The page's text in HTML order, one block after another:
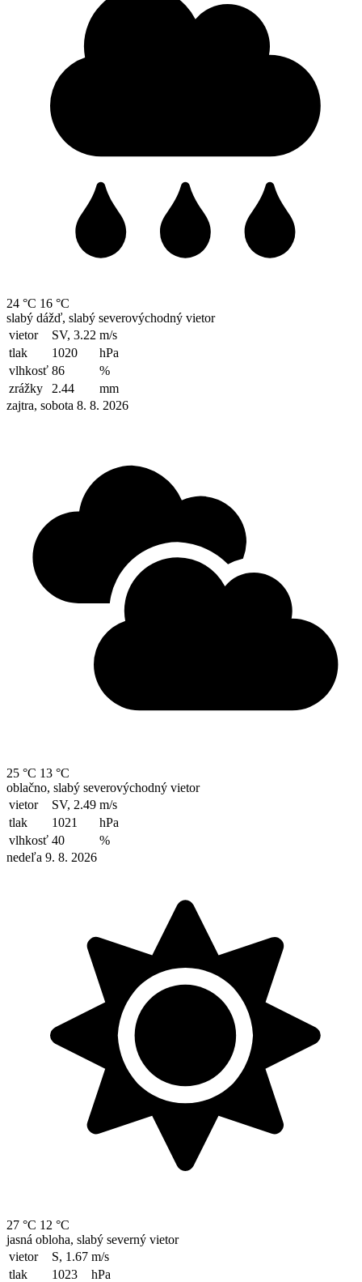
24 °C 16 °C
slabý dážď, slabý severovýchodný vietor
vietor
SV, 3.22 m/s
tlak
1020
hPa
vlhkosť 86
%
zrážky
2.44
mm
zajtra, sobota 8. 8. 2026
25 °C 13 °C
oblačno, slabý severovýchodný vietor
vietor
SV, 2.49 m/s
tlak
1021
hPa
vlhkosť 40
%
nedeľa 9. 8. 2026
27 °C 12 °C
jasná obloha, slabý severný vietor
vietor
S, 1.67 m/s
tlak
1023
hPa